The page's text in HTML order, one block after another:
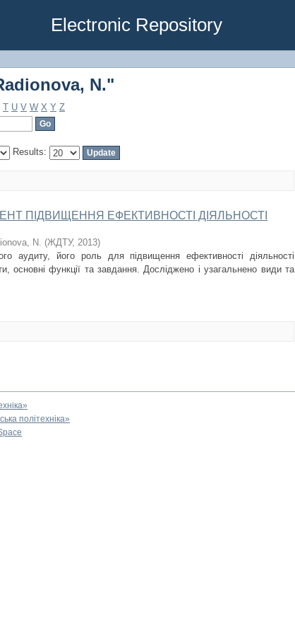
Electronic Repository
N."
N."
T U V W X Y Z
Results:
ПІДВИЩЕННЯ ЕФЕКТИВНОСТІ ДІЯЛЬНОСТІ
N. (ЖДТУ, 2013)
аудиту, його роль для підвищення ефективності діяльності
основні функції та завдання. Досліджено і узагальнено види та
політехніка»